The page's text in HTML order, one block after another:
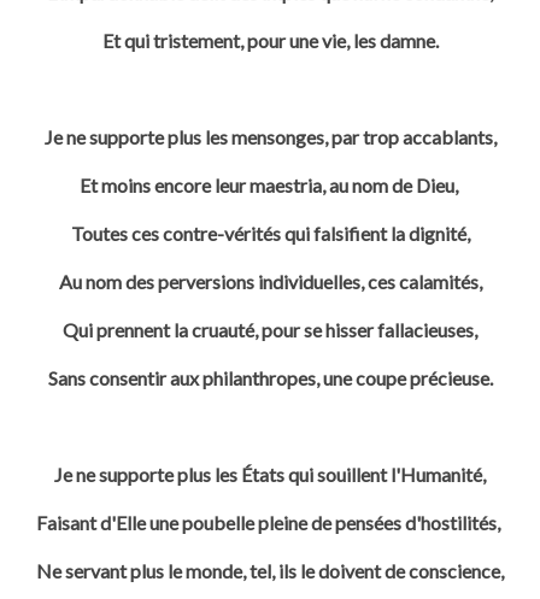
Et qui tristement, pour une vie, les damne.
Je ne supporte plus les mensonges, par trop accablants,
Et moins encore leur maestria, au nom de Dieu,
Toutes ces contre-vérités qui falsifient la dignité,
Au nom des perversions individuelles, ces calamités,
Qui prennent la cruauté, pour se hisser fallacieuses,
Sans consentir aux philanthropes, une coupe précieuse.
Je ne supporte plus les États qui souillent l'Humanité,
Faisant d'Elle une poubelle pleine de pensées d'hostilités,
Ne servant plus le monde, tel, ils le doivent de conscience,